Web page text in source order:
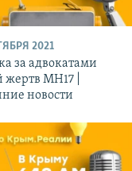
2021
за адвокатами
жертв МН17 |
новости